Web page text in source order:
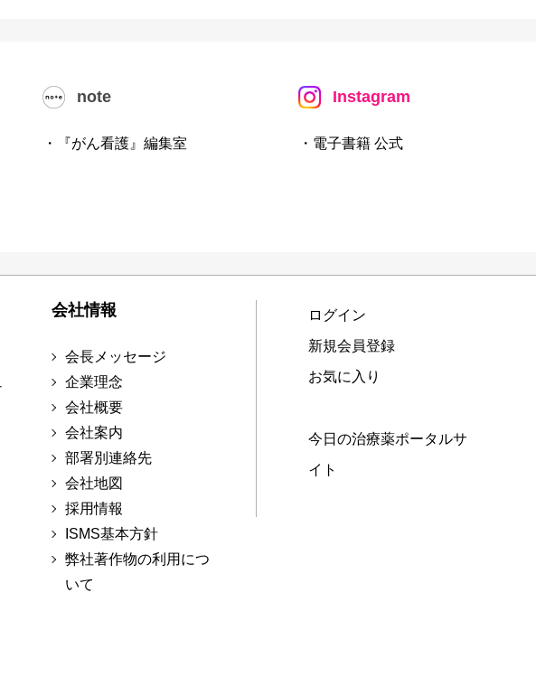
note
・『がん看護』編集室
Instagram
・電子書籍 公式
会社情報
会長メッセージ
企業理念
会社概要
会社案内
部署別連絡先
会社地図
採用情報
ISMS基本方針
弊社著作物の利用につ
いて
ログイン
新規会員登録
お気に入り
今日の治療薬ポータルサ
イト